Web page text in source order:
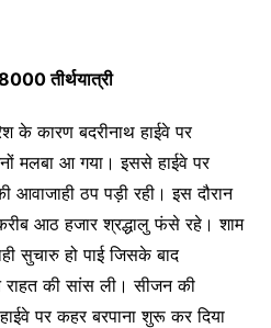
तीर्थयात्री
के कारण बदरीनाथ हाईवे पर
मलबा आ गया। इससे हाईवे पर
आवाजाही ठप पड़ी रही। इस दौरान
आठ हजार श्रद्धालु फंसे रहे। शाम
सुचारु हो पाई जिसके बाद
राहत की सांस ली। सीजन की
पर कहर बरपाना शुरू कर दिया